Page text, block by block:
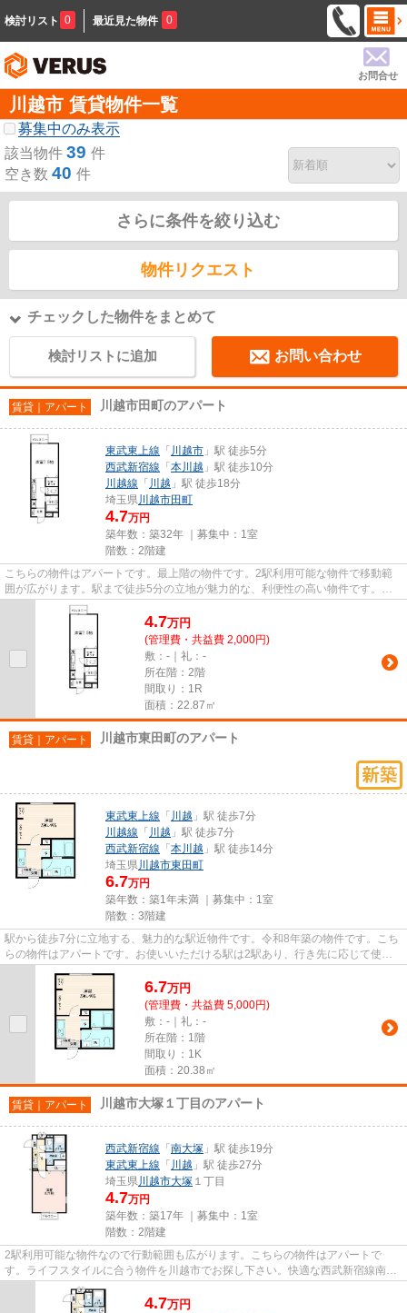
検討リスト 0 最近見た物件 0
お問合せ
川越市 賃貸物件一覧
募集中のみ表示
該当物件 39 件
空き数 40 件
さらに条件を絞り込む
物件リクエスト
チェックした物件をまとめて
検討リストに追加 お問い合わせ
賃貸｜アパート 川越市田町のアパート
東武東上線 「 川越市 」駅 徒歩5分
西武新宿線 「 本川越 」駅 徒歩10分
川越線 「 川越 」駅 徒歩18分
埼玉県川越市田町
4.7万円
築年数：築32年 ｜募集中： 1室
階数：2階建
こちらの物件はアパートです。最上階の物件です。2駅利用可能な物件で移動範
囲が広がります。駅まで徒歩5分の立地が魅力的な、利便性の高い物件です。こ
だわりたい条件などがあれば、0...
4.7万円
(管理費・共益費 2,000円)
敷：-｜礼：-
所在階：2階
間取り：1R
面積：22.87㎡
賃貸｜アパート 川越市東田町のアパート
東武東上線 「 川越 」駅 徒歩7分
川越線 「 川越 」駅 徒歩7分
西武新宿線 「 本川越 」駅 徒歩14分
埼玉県川越市東田町
6.7万円
築年数：築1年未満 ｜募集中： 1室
階数：3階建
駅から徒歩7分に立地する、魅力的な駅近物件です。令和8年築の物件です。こち
らの物件はアパートです。お使いいただける駅は2駅あり、行き先に応じて使い
6.7万円
(管理費・共益費 5,000円)
敷：-｜礼：-
所在階：1階
間取り：1K
面積：20.38㎡
賃貸｜アパート 川越市大塚１丁目のアパート
西武新宿線 「 南大塚 」駅 徒歩19分
東武東上線 「 川越 」駅 徒歩27分
埼玉県川越市大塚 １丁目
4.7万円
築年数：築17年 ｜募集中： 1室
階数：2階建
2駅利用可能な物件なので行動範囲も広がります。こちらの物件はアパートで
す。ライフスタイルに合う物件を川越市でお探し下さい。快適な西武新宿線南大
塚近くの物件情報が満載ですので...
4.7万円